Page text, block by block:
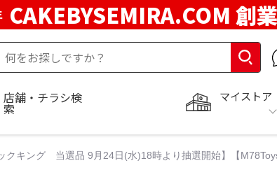
CAKEBYSEMIRA.COM 創
マイストア
店舗・チラシ検
索
キング 当選品 9月24日(水)18時より抽選開始】【